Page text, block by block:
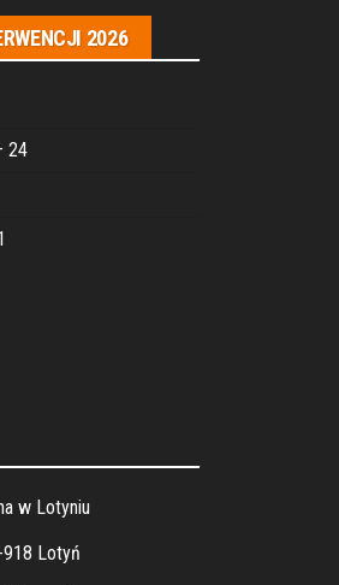
2026
24
w Lotyniu
Lotyń